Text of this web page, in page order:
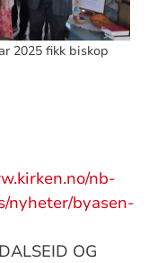
2025 fikk biskop
nb-
nyheter/byasen-
OG